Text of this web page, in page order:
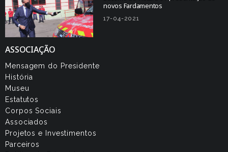
novos Fardamentos
17-04-2021
ASSOCIAÇÃO
Mensagem do Presidente
História
Museu
Estatutos
Corpos Sociais
Associados
Projetos e Investimentos
Parceiros